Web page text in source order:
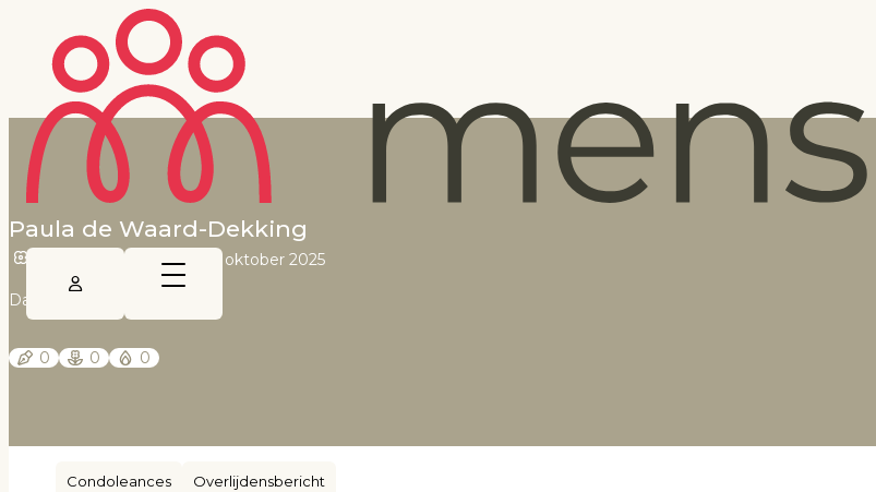
Paula de Waard-Dekking
7 september 1928• 12 oktober 2025
Dagblad van het Noorden
0 0 0
Condoleances Overlijdensbericht